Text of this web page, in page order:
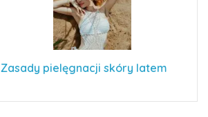
Zasady pielęgnacji skóry latem